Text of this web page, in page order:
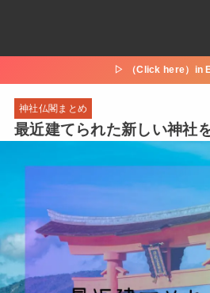
▷ （Click here）in
神社仏閣まとめ
最近建てられた新しい神社